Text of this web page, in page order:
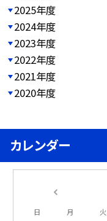
2025年度
2024年度
2023年度
2022年度
2021年度
2020年度
カレンダー
日 月 火